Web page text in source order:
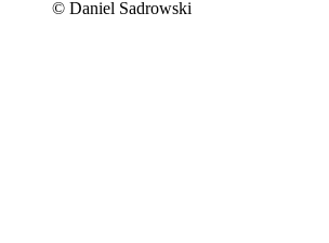
© Daniel Sadrowski